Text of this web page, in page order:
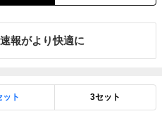
報がより快適に
ット 3セット